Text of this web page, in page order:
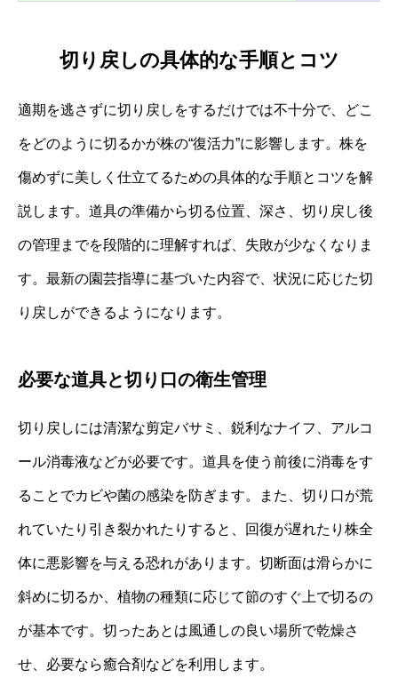
切り戻しの具体的な手順とコツ
適期を逃さずに切り戻しをするだけでは不十分で、どこ
をどのように切るかが株の“復活力”に影響します。株を
傷めずに美しく仕立てるための具体的な手順とコツを解
説します。道具の準備から切る位置、深さ、切り戻し後
の管理までを段階的に理解すれば、失敗が少なくなりま
す。最新の園芸指導に基づいた内容で、状況に応じた切
り戻しができるようになります。
必要な道具と切り口の衛生管理
切り戻しには清潔な剪定バサミ、鋭利なナイフ、アルコ
ール消毒液などが必要です。道具を使う前後に消毒をす
ることでカビや菌の感染を防ぎます。また、切り口が荒
れていたり引き裂かれたりすると、回復が遅れたり株全
体に悪影響を与える恐れがあります。切断面は滑らかに
斜めに切るか、植物の種類に応じて節のすぐ上で切るの
が基本です。切ったあとは風通しの良い場所で乾燥さ
せ、必要なら癒合剤などを利用します。